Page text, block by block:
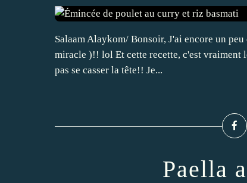
Salaam Alaykom/ Bonsoir, J'ai encore un
miracle )!! lol Et cette recette, c'est vraiment
pas se casser la tête!! Je...
Paella